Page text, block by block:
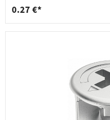
0.27 €*